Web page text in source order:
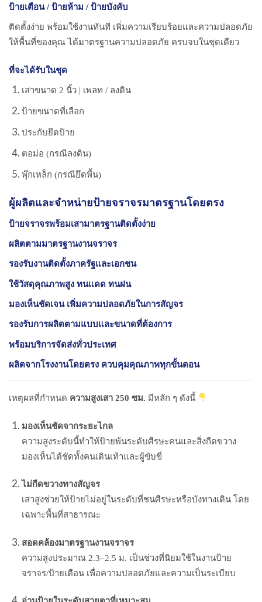
ป้ายเตือน / ป้ายห้าม / ป้ายบังคับ
ติดตั้งง่าย พร้อมใช้งานทันที เพิ่มความเรียบร้อยและความปลอดภัย
ให้พื้นที่ของคุณ ได้มาตรฐานความปลอดภัย ครบจบในชุดเดียว
ที่จะได้รับในชุด
เสาขนาด 2 นิ้ว | เพลท / ลงดิน
ป้ายขนาดที่เลือก
ประกับยึดป้าย
ตอม่อ (กรณีลงดิน)
พุ๊กเหล็ก (กรณียึดพื้น)
ผู้ผลิตและจำหน่ายป้ายจราจรมาตรฐานโดยตรง
ป้ายจราจรพร้อมเสามาตรฐานติดตั้งง่าย
ผลิตตามมาตรฐานงานจราจร
รองรับงานติดตั้งภาครัฐและเอกชน
ใช้วัสดุคุณภาพสูง ทนแดด ทนฝน
มองเห็นชัดเจน เพิ่มความปลอดภัยในการสัญจร
รองรับการผลิตตามแบบและขนาดที่ต้องการ
พร้อมบริการจัดส่งทั่วประเทศ
ผลิตจากโรงงานโดยตรง ควบคุมคุณภาพทุกขั้นตอน
เหตุผลที่กำหนด ความสูงเสา 250 ซม. มีหลัก ๆ ดังนี้
มองเห็นชัดจากระยะไกล
ความสูงระดับนี้ทำให้ป้ายพ้นระดับศีรษะคนและสิ่งกีดขวาง
มองเห็นได้ชัดทั้งคนเดินเท้าและผู้ขับขี่
ไม่กีดขวางทางสัญจร
เสาสูงช่วยให้ป้ายไม่อยู่ในระดับที่ชนศีรษะหรือบังทางเดิน โดย
เฉพาะพื้นที่สาธารณะ
สอดคล้องมาตรฐานงานจราจร
ความสูงประมาณ 2.3–2.5 ม. เป็นช่วงที่นิยมใช้ในงานป้าย
จราจร/ป้ายเตือน เพื่อความปลอดภัยและความเป็นระเบียบ